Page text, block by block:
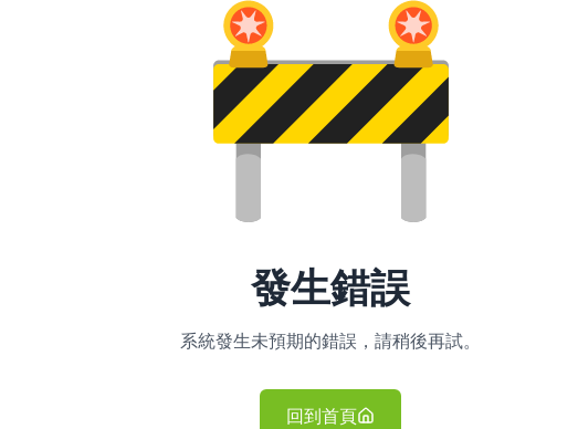
發生錯誤
系統發生未預期的錯誤，請稍後再試。
回到首頁